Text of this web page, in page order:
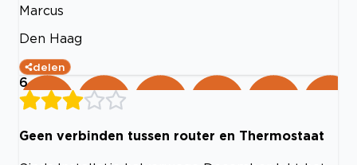
Marcus
Den Haag
delen
6
Geen verbinden tussen router en Thermostaat